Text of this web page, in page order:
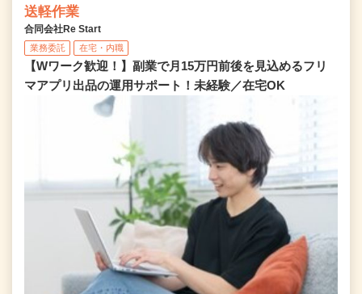
送軽作業
合同会社Re Start
業務委託 在宅・内職
【Wワーク歓迎！】副業で月15万円前後を見込めるフリ
マアプリ出品の運用サポート！未経験／在宅OK